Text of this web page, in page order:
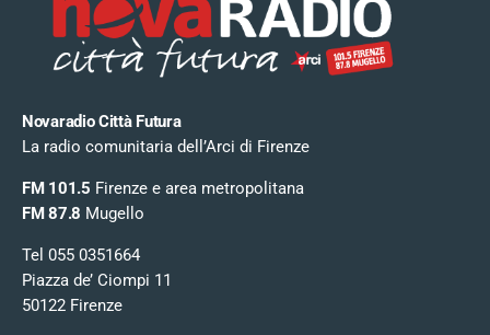
Novaradio Città Futura
La radio comunitaria dell’Arci di Firenze
FM 101.5 Firenze e area metropolitana
FM 87.8 Mugello
Tel 055 0351664
Piazza de’ Ciompi 11
50122 Firenze